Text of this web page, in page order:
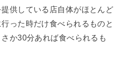
供している店自体がほとんど
った時だけ食べられるものと
か30分あれば食べられるも